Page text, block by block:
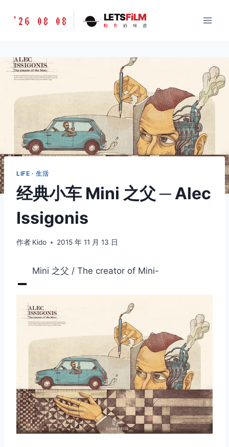
胶
味
道
'26 08 08 LETSFiLM
胶 片 的 味 道
LIFE · 生活
经典小车 Mini 之父 ─ Alec
Issigonis
作者 Kido 2015 年 11 月 13 日
- Mini 之父 / The creator of Mini-